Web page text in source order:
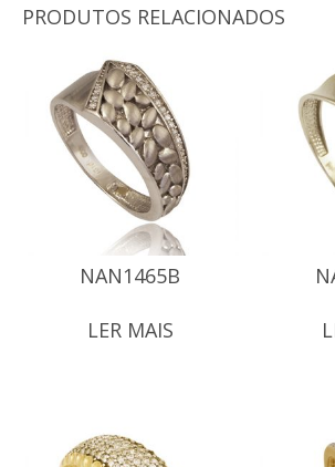
PRODUTOS RELACIONADOS
NAN1465B
LER MAIS